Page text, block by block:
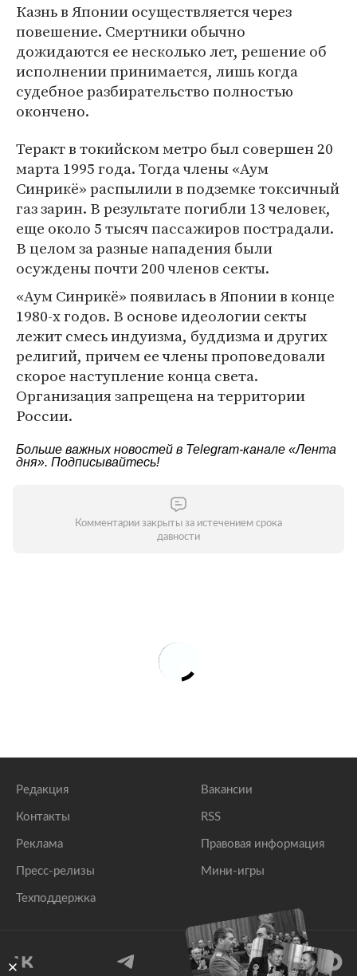
Казнь в Японии осуществляется через
повешение. Смертники обычно
дожидаются ее несколько лет, решение об
исполнении принимается, лишь когда
судебное разбирательство полностью
окончено.
Теракт в токийском метро был совершен 20
марта 1995 года. Тогда члены «Аум
Синрикё» распылили в подземке токсичный
газ зарин. В результате погибли 13 человек,
еще около 5 тысяч пассажиров пострадали.
В целом за разные нападения были
осуждены почти 200 членов секты.
«Аум Синрикё» появилась в Японии в конце
1980-х годов. В основе идеологии секты
лежит смесь индуизма, буддизма и других
религий, причем ее члены проповедовали
скорое наступление конца света.
Организация запрещена на территории
России.
Больше важных новостей в Telegram-канале «Лента
дня». Подписывайтесь!
Комментарии закрыты за истечением срока
давности
Редакция
Контакты
Реклама
Пресс-релизы
Техподдержка
Вакансии
RSS
Правовая информация
Мини-игры